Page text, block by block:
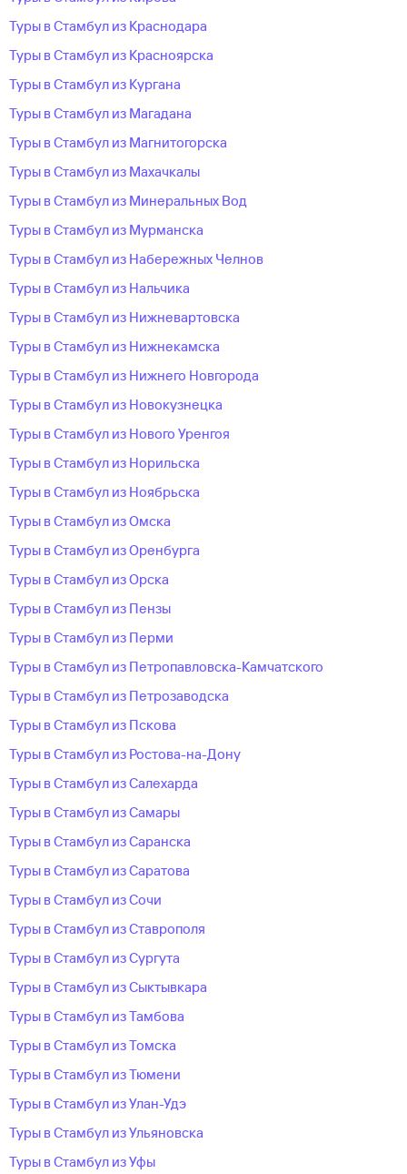
Туры в Стамбул из Краснодара
Туры в Стамбул из Красноярска
Туры в Стамбул из Кургана
Туры в Стамбул из Магадана
Туры в Стамбул из Магнитогорска
Туры в Стамбул из Махачкалы
Туры в Стамбул из Минеральных Вод
Туры в Стамбул из Мурманска
Туры в Стамбул из Набережных Челнов
Туры в Стамбул из Нальчика
Туры в Стамбул из Нижневартовска
Туры в Стамбул из Нижнекамска
Туры в Стамбул из Нижнего Новгорода
Туры в Стамбул из Новокузнецка
Туры в Стамбул из Нового Уренгоя
Туры в Стамбул из Норильска
Туры в Стамбул из Ноябрьска
Туры в Стамбул из Омска
Туры в Стамбул из Оренбурга
Туры в Стамбул из Орска
Туры в Стамбул из Пензы
Туры в Стамбул из Перми
Туры в Стамбул из Петропавловска-Камчатского
Туры в Стамбул из Петрозаводска
Туры в Стамбул из Пскова
Туры в Стамбул из Ростова-на-Дону
Туры в Стамбул из Салехарда
Туры в Стамбул из Самары
Туры в Стамбул из Саранска
Туры в Стамбул из Саратова
Туры в Стамбул из Сочи
Туры в Стамбул из Ставрополя
Туры в Стамбул из Сургута
Туры в Стамбул из Сыктывкара
Туры в Стамбул из Тамбова
Туры в Стамбул из Томска
Туры в Стамбул из Тюмени
Туры в Стамбул из Улан-Удэ
Туры в Стамбул из Ульяновска
Туры в Стамбул из Уфы